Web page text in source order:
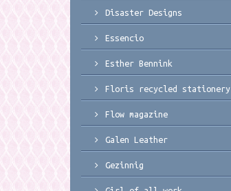
Disaster Designs
Essencio
Esther Bennink
Floris recycled stationery
Flow magazine
Galen Leather
Gezinnig